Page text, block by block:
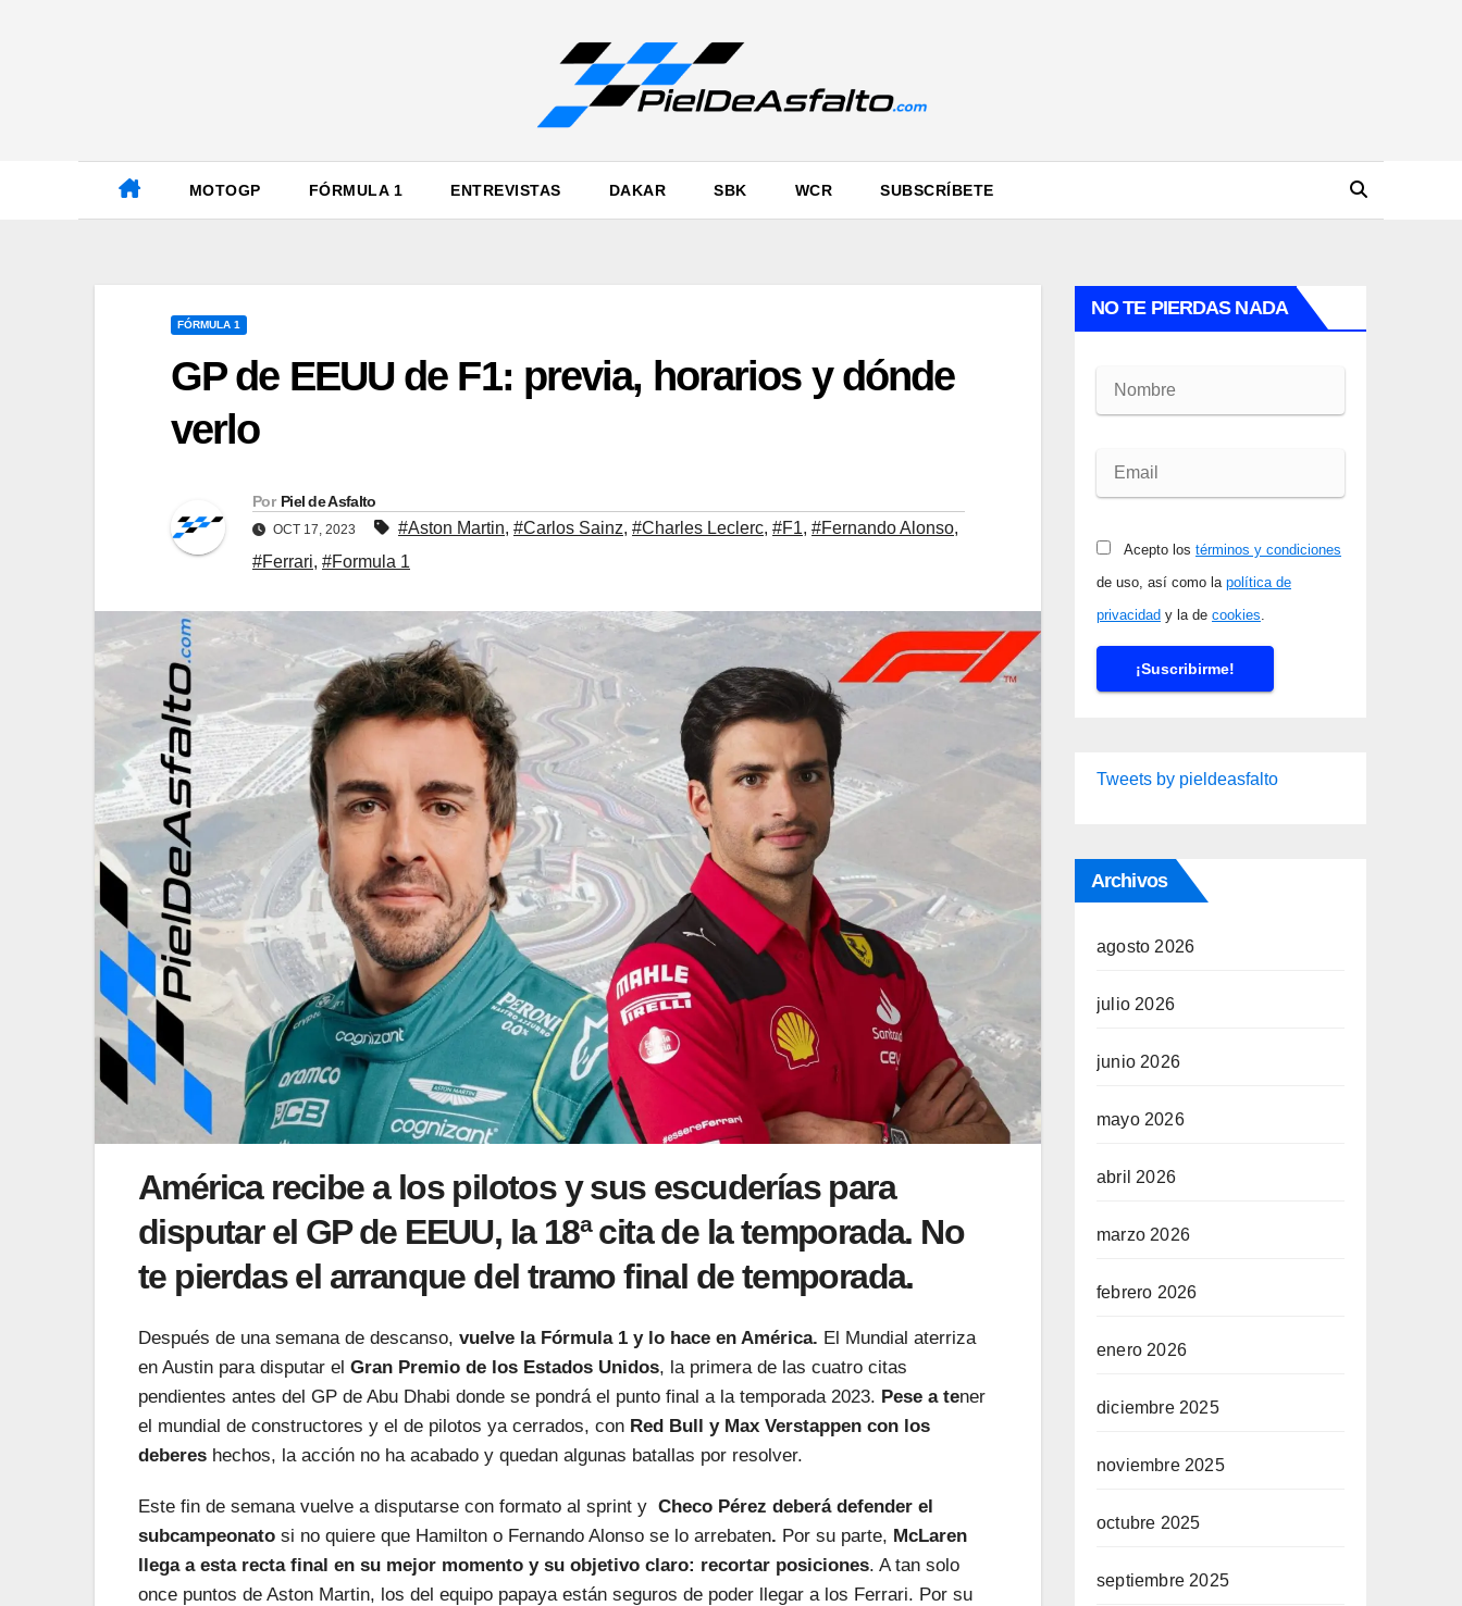
MOTOGP FÓRMULA 1 ENTREVISTAS DAKAR SBK WCR SUBSCRÍBETE
FÓRMULA 1
GP de EEUU de F1: previa, horarios y dónde
verlo
Por Piel de Asfalto
OCT 17, 2023 #Aston Martin, #Carlos Sainz, #Charles Leclerc, #F1, #Fernando Alonso,
#Ferrari, #Formula 1
América recibe a los pilotos y sus escuderías para
disputar el GP de EEUU, la 18ª cita de la temporada. No
te pierdas el arranque del tramo final de temporada.
Después de una semana de descanso, vuelve la Fórmula 1 y lo hace en América. El Mundial aterriza
en Austin para disputar el Gran Premio de los Estados Unidos, la primera de las cuatro citas
pendientes antes del GP de Abu Dhabi donde se pondrá el punto final a la temporada 2023. Pese a tener
el mundial de constructores y el de pilotos ya cerrados, con Red Bull y Max Verstappen con los
deberes hechos, la acción no ha acabado y quedan algunas batallas por resolver.
Este fin de semana vuelve a disputarse con formato al sprint y Checo Pérez deberá defender el
subcampeonato si no quiere que Hamilton o Fernando Alonso se lo arrebaten. Por su parte, McLaren
llega a esta recta final en su mejor momento y su objetivo claro: recortar posiciones. A tan solo
once puntos de Aston Martin, los del equipo papaya están seguros de poder llegar a los Ferrari. Por su
NO TE PIERDAS NADA
Acepto los términos y condiciones
de uso, así como la política de
privacidad y la de cookies
Tweets by pieldeasfalto
Archivos
agosto 2026
julio 2026
junio 2026
mayo 2026
abril 2026
marzo 2026
febrero 2026
enero 2026
diciembre 2025
noviembre 2025
octubre 2025
septiembre 2025